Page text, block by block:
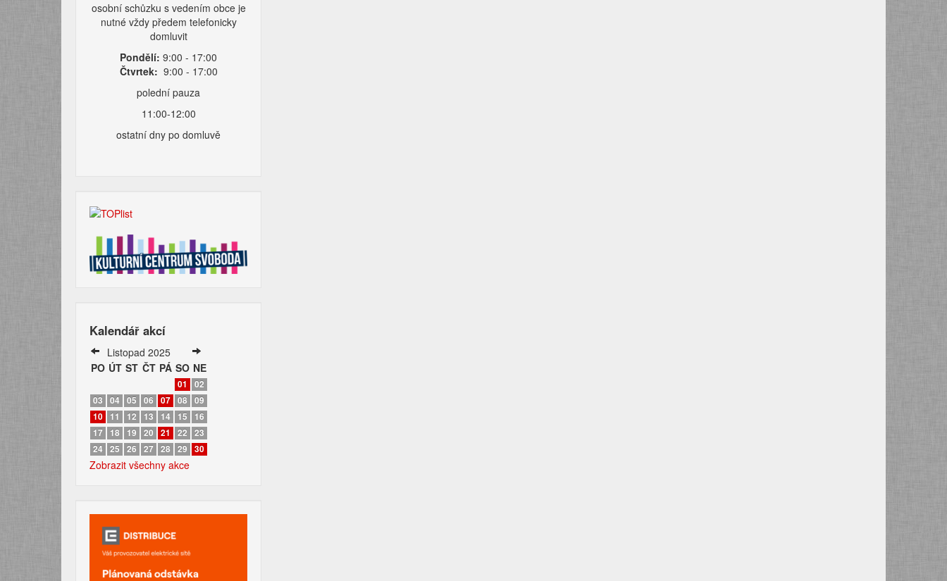
osobní schůzku s vedením obce je
nutné vždy předem telefonicky
domluvit
Pondělí: 9:00 - 17:00
Čtvrtek: 9:00 - 17:00
polední pauza
11:00-12:00
ostatní dny po domluvě
Kalendář akcí
Listopad 2025
PO ÚT ST ČT PÁ SO NE
01
02
03
04 05 06 07 08
09
10
11 12 13 14 15
16
17 18 19 20 21 22
23
24
25 26 27 28 29 30
Zobrazit všechny akce